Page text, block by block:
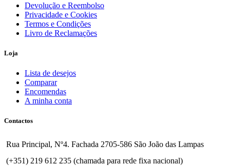
Devolução e Reembolso
Privacidade e Cookies
Termos e Condições
Livro de Reclamações
Loja
Lista de desejos
Comparar
Encomendas
A minha conta
Contactos
Rua Principal, Nº4. Fachada 2705-586 São João das Lampas
(+351) 219 612 235 (chamada para rede fixa nacional)